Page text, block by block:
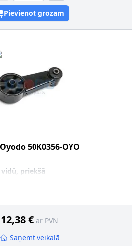
Pievienot grozam
Oyodo50K0356-OYO
vidū, priekšā
12,38 € ar PVN
Saņemt veikalā